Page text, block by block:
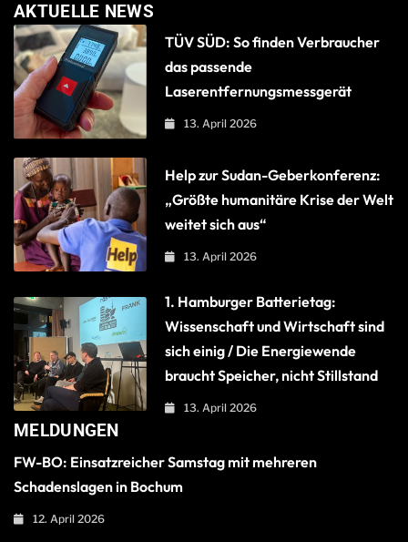
AKTUELLE NEWS
TÜV SÜD: So finden Verbraucher
das passende
Laserentfernungsmessgerät
13. April 2026
Help zur Sudan-Geberkonferenz:
„Größte humanitäre Krise der Welt
weitet sich aus“
13. April 2026
1. Hamburger Batterietag:
Wissenschaft und Wirtschaft sind
sich einig / Die Energiewende
braucht Speicher, nicht Stillstand
13. April 2026
MELDUNGEN
FW-BO: Einsatzreicher Samstag mit mehreren
Schadenslagen in Bochum
12. April 2026